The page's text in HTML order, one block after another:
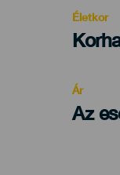
evento
Életkor
Edad
Ár
Az